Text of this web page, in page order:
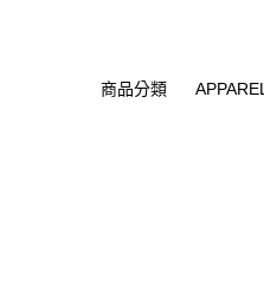
商品分類 APPAREL